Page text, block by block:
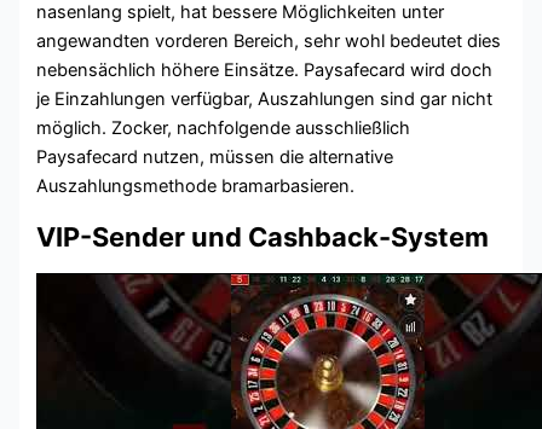
nasenlang spielt, hat bessere Möglichkeiten unter
angewandten vorderen Bereich, sehr wohl bedeutet dies
nebensächlich höhere Einsätze. Paysafecard wird doch
je Einzahlungen verfügbar, Auszahlungen sind gar nicht
möglich. Zocker, nachfolgende ausschließlich
Paysafecard nutzen, müssen die alternative
Auszahlungsmethode bramarbasieren.
VIP-Sender und Cashback-System